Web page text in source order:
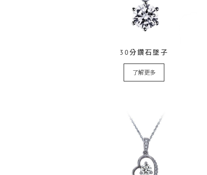
30分鑽石墜子
了解更多